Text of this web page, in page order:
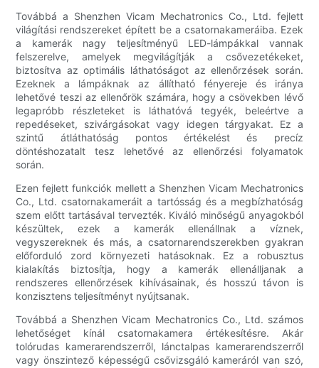
Továbbá a Shenzhen Vicam Mechatronics Co., Ltd. fejlett
világítási rendszereket épített be a csatornakameráiba. Ezek
a kamerák nagy teljesítményű LED-lámpákkal vannak
felszerelve, amelyek megvilágítják a csővezetékeket,
biztosítva az optimális láthatóságot az ellenőrzések során.
Ezeknek a lámpáknak az állítható fényereje és iránya
lehetővé teszi az ellenőrök számára, hogy a csövekben lévő
legapróbb részleteket is láthatóvá tegyék, beleértve a
repedéseket, szivárgásokat vagy idegen tárgyakat. Ez a
szintű átláthatóság pontos értékelést és precíz
döntéshozatalt tesz lehetővé az ellenőrzési folyamatok
során.
Ezen fejlett funkciók mellett a Shenzhen Vicam Mechatronics
Co., Ltd. csatornakameráit a tartósság és a megbízhatóság
szem előtt tartásával tervezték. Kiváló minőségű anyagokból
készültek, ezek a kamerák ellenállnak a víznek,
vegyszereknek és más, a csatornarendszerekben gyakran
előforduló zord környezeti hatásoknak. Ez a robusztus
kialakítás biztosítja, hogy a kamerák ellenálljanak a
rendszeres ellenőrzések kihívásainak, és hosszú távon is
konzisztens teljesítményt nyújtsanak.
Továbbá a Shenzhen Vicam Mechatronics Co., Ltd. számos
lehetőséget kínál csatornakamera értékesítésre. Akár
tolórudas kamerarendszerről, lánctalpas kamerarendszerről
vagy önszintező képességű csővizsgáló kameráról van szó,